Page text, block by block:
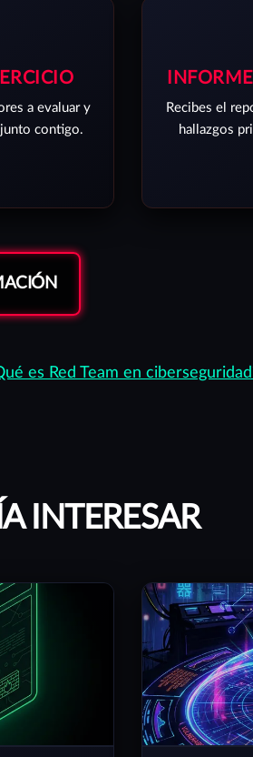
a evaluar y
contigo.
Recibes el
hallazgos
es Red Team en
INTERESAR